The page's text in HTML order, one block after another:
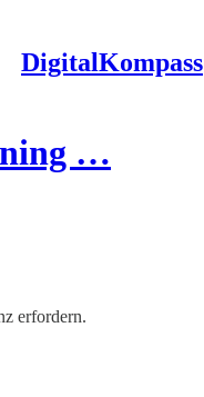
DigitalKompass
…
erfordern.